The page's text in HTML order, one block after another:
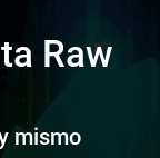
Raw
mismo